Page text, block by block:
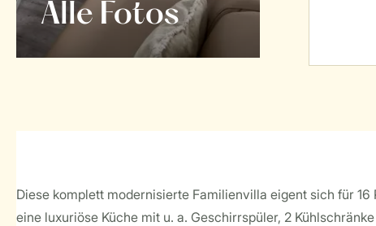
Alle Fotos
Diese komplett modernisierte Familienvilla eigent sich für
eine luxuriöse Küche mit u. a. Geschirrspüler, 2